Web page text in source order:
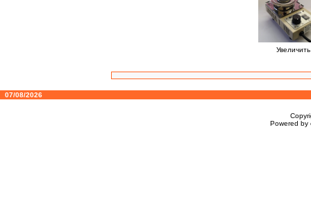
Увеличить
07/08/2026
Powered by